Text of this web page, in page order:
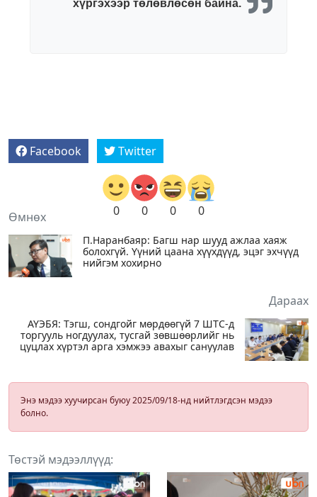
хүргэхээр төлөвлөсөн байна.
Facebook Twitter
0 0 0 0
Өмнөх
П.Наранбаяр: Багш нар шууд ажлаа хаяж
болохгүй. Үүний цаана хүүхдүүд, эцэг эхчүүд
нийгэм хохирно
Дараах
АҮЭБЯ: Тэгш, сондгойг мөрдөөгүй 7 ШТС-д
торгууль ногдуулах, тусгай зөвшөөрлийг нь
цуцлах хүртэл арга хэмжээ авахыг сануулав
Энэ мэдээ хуучирсан буюу 2025/09/18-нд нийтлэгдсэн мэдээ
болно.
Төстэй мэдээллүүд: